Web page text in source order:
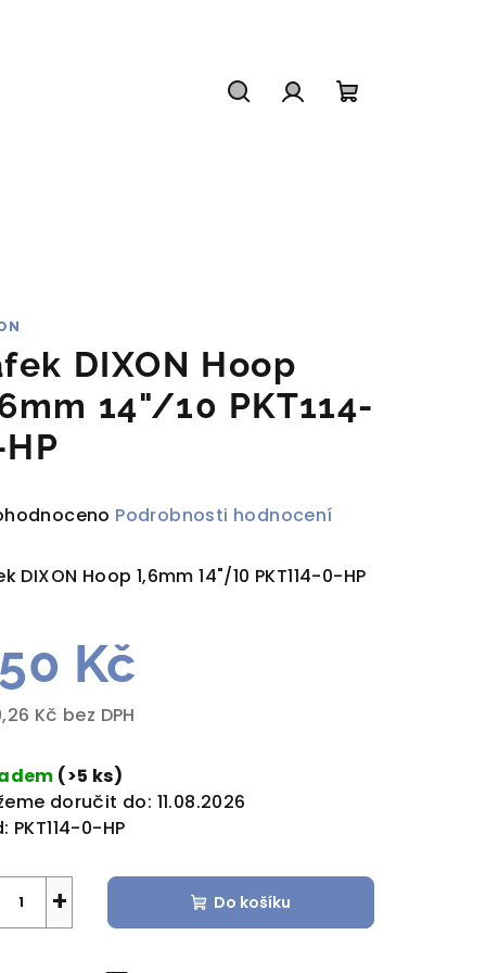
DIXON Hoop
14"/10 PKT114-
Podrobnosti hodnocení
DIXON Hoop 1,6mm 14"/10 PKT114-0-HP
Kč
Kč bez DPH
(>5 ks)
doručit do: 11.08.2026
PKT114-0-HP
+ Do košíku